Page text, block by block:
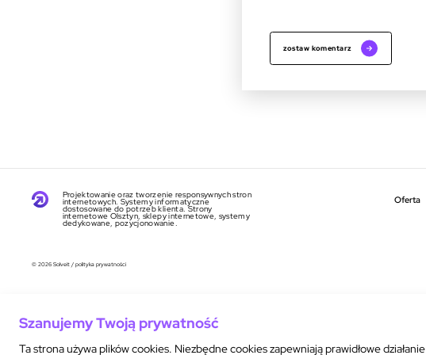
zostaw komentarz
Projektowanie oraz tworzenie responsywnych stron
internetowych. Systemy informatyczne
dostosowane do potrzeb klienta. Strony
internetowe Olsztyn, sklepy internetowe, systemy
dedykowane, pozycjonowanie.
Oferta
© 2026 Solveit / polityka prywatności
Szanujemy Twoją prywatność
Ta strona używa plików cookies. Niezbędne cookies zapewniają prawidłowe działanie